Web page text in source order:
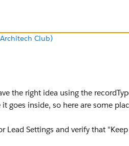
Club)
the right idea using the
goes inside, so here are some
Lead Settings and verify that